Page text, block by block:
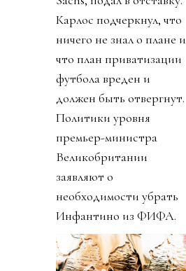
Карлос подчеркнул, что
ничего не знал о плане и
что план приватизации
футбола вреден и
должен быть отвергнут.
Политики уровня
премьер-министра
Великобритании
заявляют о
необходимости убрать
Инфантино из ФИФА.